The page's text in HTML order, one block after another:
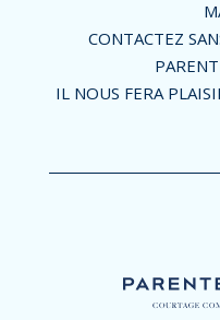
CONTACTEZ
IL NOUS FERA